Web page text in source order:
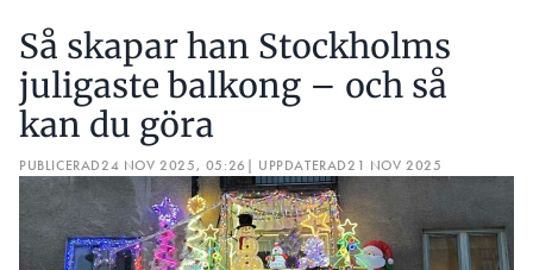
JULBALLEN LYSER UPP KUNGSHOLMEN:
SÅ SKAPAR HAN STOCKHOLMS JULIGASTE BALKONG –
OCH SÅ KAN DU GÖRA
– Under julen är det extra viktigt att tänka på vad
som drar mest el i hushållet, säger Niklas Larsson.
Innan LED-ljuskällor kom var belysningen en stor
del av kostnaden i elräkningen. I ett mätinstrument
på Energimyndighetens Testlab sitt labb har man
Så skapar han Stockholms
juligaste balkong – och så
kan du göra
PUBLICERAD24 NOV 2025, 05:26 | UPPDATERAD21 NOV 2025